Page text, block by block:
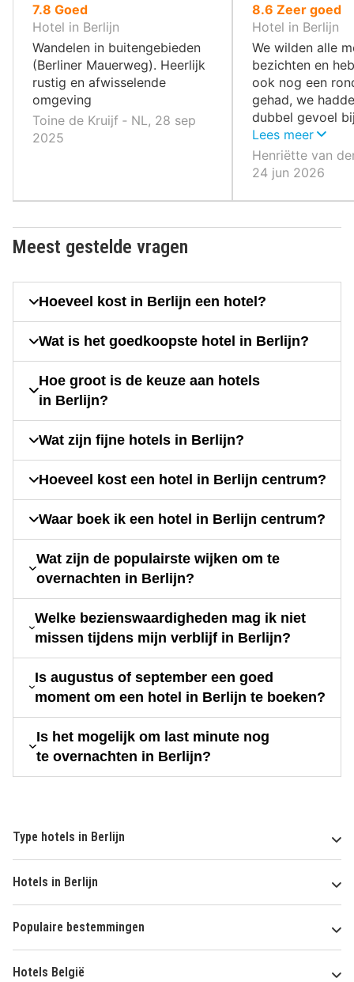
7.8 uit
10
,
Goed
Hotel in Berlijn
Wandelen in buitengebieden
(Berliner Mauerweg). Heerlijk
rustig en afwisselende
omgeving
Toine de Kruijf ‐ NL, 28 sep
2025
8.6uit
10
,
Zeer goed
Hotel in Berlijn
We wilden alle
bezichten en
ook nog een
gehad, we
dubbel gevoel
we daar zagen,
deze mensen
doorstaan en
steeds veel
Lees meer
Henriëtte van
24 jun 2026
Meest gestelde vragen
Hoeveel kost in Berlijn een hotel?
Wat is het goedkoopste hotel in Berlijn?
Hoe groot is de keuze aan hotels
in Berlijn?
Wat zijn fijne hotels in Berlijn?
Hoeveel kost een hotel in Berlijn centrum?
Waar boek ik een hotel in Berlijn centrum?
Wat zijn de populairste wijken om te
overnachten in Berlijn?
Welke bezienswaardigheden mag ik niet
missen tijdens mijn verblijf in Berlijn?
Is augustus of september een goed
moment om een hotel in Berlijn te boeken?
Is het mogelijk om last minute nog
te overnachten in Berlijn?
Type hotels in Berlijn
Hotels in Berlijn
Populaire bestemmingen
Hotels België